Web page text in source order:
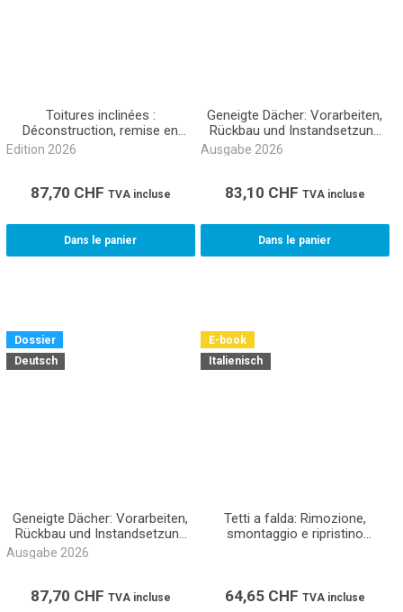
Toitures inclinées :
Déconstruction, remise en
état Métré CAN 361 (Classeur)
Edition 2026
87,70 CHF TVA incluse
Dans le panier
Geneigte Dächer: Vorarbeiten,
Rückbau und Instandsetzung
Akkord NPK 361 (Buch
Ausgabe 2026
83,10 CHF TVA incluse
Dans le panier
Dossier
Deutsch
Geneigte Dächer: Vorarbeiten,
Rückbau und Instandsetzung
Ausgabe 2026
87,70 CHF TVA incluse
E-book
Italienisch
Tetti a falda: Rimozione,
smontaggio e ripristino
64,65 CHF TVA incluse